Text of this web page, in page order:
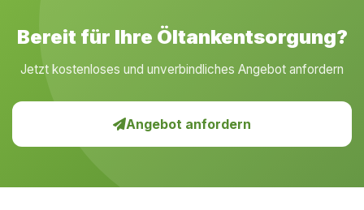
Bereit für Ihre Öltankentsorgung?
Jetzt kostenloses und unverbindliches Angebot anfordern
Angebot anfordern